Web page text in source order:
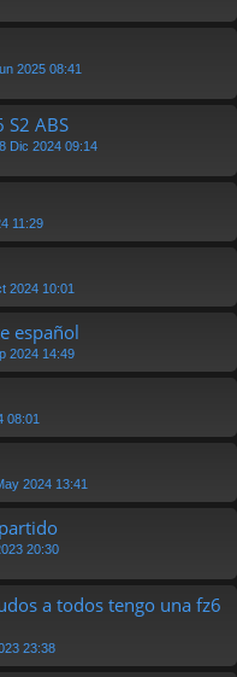
2025 08:41
S2 ABS
Dic 2024 09:14
11:29
2024 10:01
español
2024 14:49
08:01
2024 13:41
20:30
a todos tengo una fz6
23:38